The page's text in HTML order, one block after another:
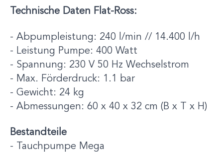
Technische Daten Flat-Ross:
- Abpumpleistung: 240 l/min // 14.400 l/h
- Leistung Pumpe: 400 Watt
- Spannung: 230 V 50 Hz Wechselstrom
- Max. Förderdruck: 1.1 bar
- Gewicht: 24 kg
- Abmessungen: 60 x 40 x 32 cm (B x T x H)
Bestandteile
- Tauchpumpe Mega